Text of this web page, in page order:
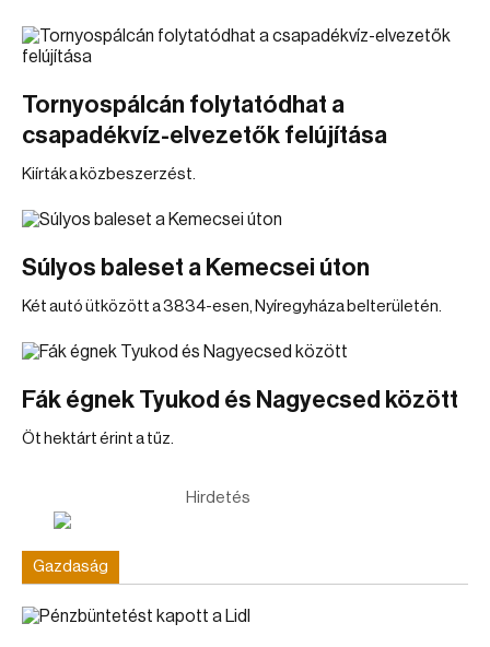
Tornyospálcán folytatódhat a
csapadékvíz-elvezetők felújítása
Kiírták a közbeszerzést.
Súlyos baleset a Kemecsei úton
Két autó ütközött a 3834-esen, Nyíregyháza belterületén.
Fák égnek Tyukod és Nagyecsed között
Öt hektárt érint a tűz.
Hirdetés
Gazdaság